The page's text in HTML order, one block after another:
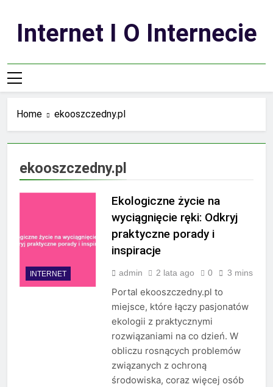
contentInternet I O Internecie
Home ekooszczedny.pl
ekooszczedny.pl
INTERNET
Ekologiczne życie na
wyciągnięcie ręki: Odkryj
praktyczne porady i
inspiracje
admin 2 lata ago 0 3 mins
Portal ekooszczedny.pl to
miejsce, które łączy pasjonatów
ekologii z praktycznymi
rozwiązaniami na co dzień. W
obliczu rosnących problemów
związanych z ochroną
środowiska, coraz więcej osób